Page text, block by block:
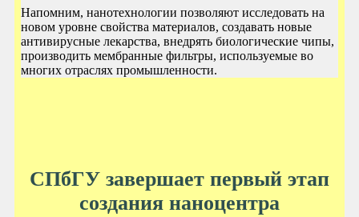
Напомним, нанотехнологии позволяют исследовать на
новом уровне свойства материалов, создавать новые
антивирусные лекарства, внедрять биологические чипы,
производить мембранные фильтры, используемые во
многих отраслях промышленности.
СПбГУ завершает первый этап
создания наноцентра